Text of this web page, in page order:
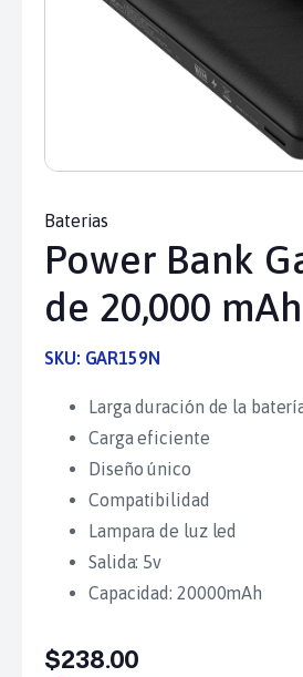
Baterias
Power Bank
de 20,000
SKU: GAR159N
Larga duración de la
Carga eficiente
Diseño único
Compatibilidad
Lampara de luz led
Salida: 5v
Capacidad: 20000mAh
$238.00